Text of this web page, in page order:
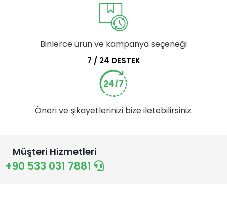
Binlerce ürün ve kampanya seçeneği
7 / 24 DESTEK
Öneri ve şikayetlerinizi bize iletebilirsiniz.
Müşteri Hizmetleri
+90 533 031 7881